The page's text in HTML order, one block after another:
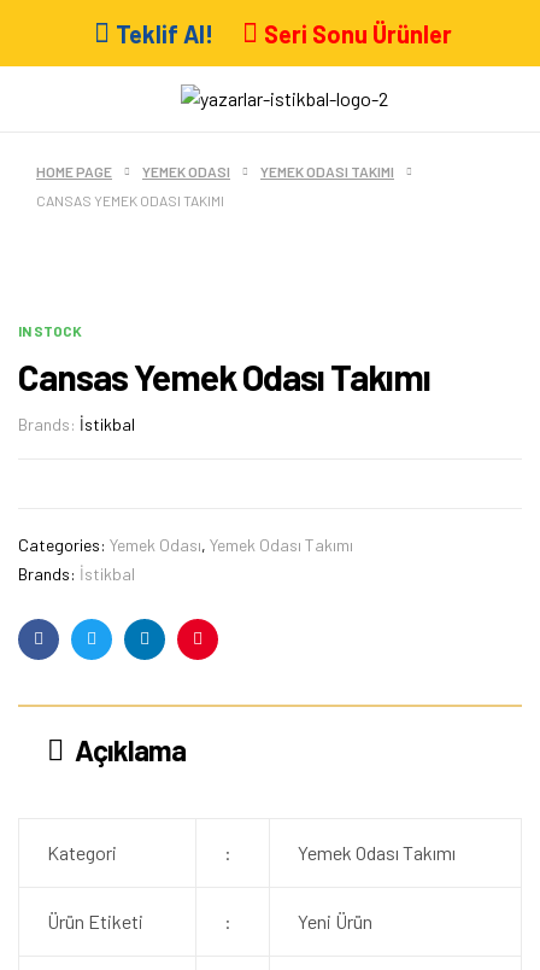
Teklif Al! Seri Sonu Ürünler
HOME PAGE YEMEK ODASI
YEMEK ODASI TAKIMI
CANSAS YEMEK ODASI TAKIMI
IN STOCK
Cansas Yemek Odası Takımı
Brands: İstikbal
Categories: Yemek Odası, Yemek Odası Takımı
Brands: İstikbal
FacebookTwitterLinkedinPinterest
Açıklama
Kategori : Yemek Odası Takımı
Ürün Etiketi : Yeni Ürün